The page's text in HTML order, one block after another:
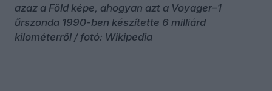
azaz a Föld képe, ahogyan azt a Voyager–1
űrszonda 1990-ben készítette 6 milliárd
kilométerről / fotó: Wikipedia